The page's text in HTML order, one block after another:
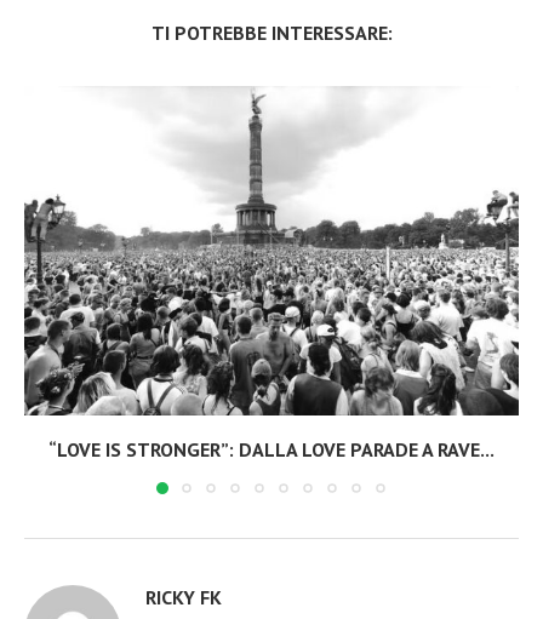
TI POTREBBE INTERESSARE:
“LOVE IS STRONGER”: DALLA LOVE PARADE A RAVE...
RICKY FK